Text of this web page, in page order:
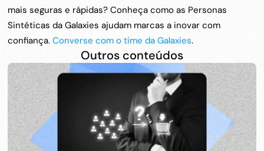
mais seguras e rápidas? Conheça como as Personas
Sintéticas da Galaxies ajudam marcas a inovar com
confiança. Converse com o time da Galaxies.
Outros conteúdos